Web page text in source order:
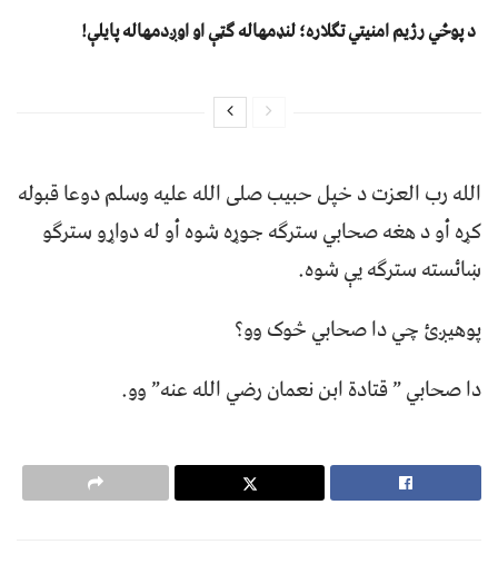
د پوځي رژیم امنیتي تګلاره؛ لنډمهاله ګټې او اوږدمهاله پایلې!
الله رب العزت د خپل حبيب صلى الله عليه وسلم دوعا قبوله
کړه أو د هغه صحابي سترګه جوړه شوه أو له دواړو سترګو
ښائسته سترګه يې شوه.
پوهيږئ چي دا صحابي څوک وو؟
دا صحابي ” قتادة ابن نعمان رضي الله عنه” وو.